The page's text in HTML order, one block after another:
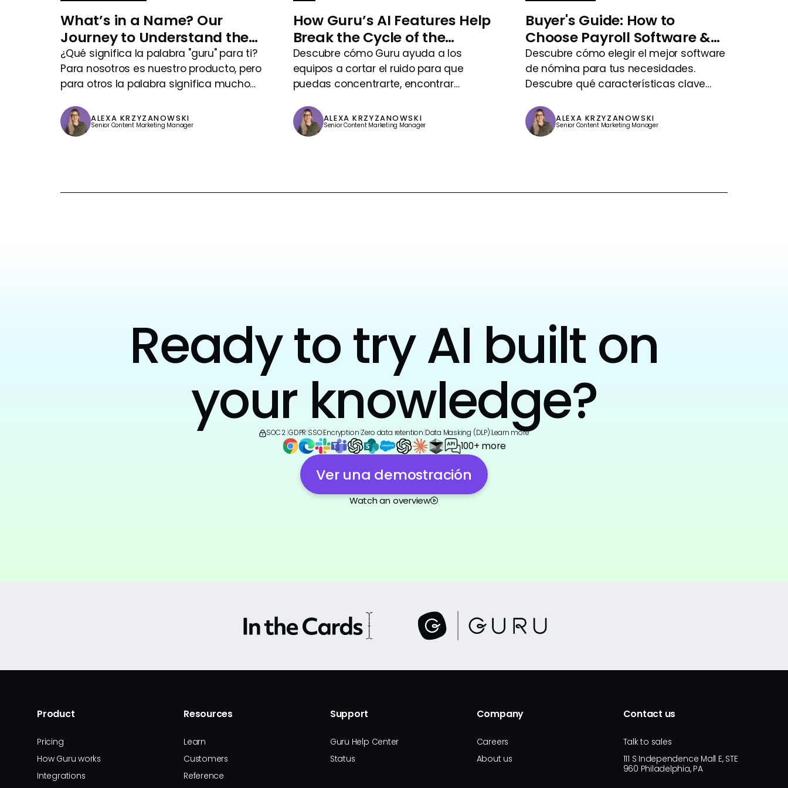
What’s in a Name? Our
Journey to Understand the
Meaning of “Guru”
¿Qué significa la palabra "guru" para ti?
Para nosotros es nuestro producto, pero
para otros la palabra significa mucho
ALEXA KRZYZANOWSKI
Senior Content Marketing Manager
How Guru’s AI Features Help
Break the Cycle of the
Infinite Workday
Descubre cómo Guru ayuda a los
equipos a cortar el ruido para que
puedas concentrarte, encontrar
desconectarte a tiempo.
ALEXA KRZYZANOWSKI
Senior Content Marketing Manager
Buyer's Guide: How to
Choose Payroll Software &
Provider
Descubre cómo elegir el mejor software
de nómina para tus necesidades.
Descubre qué características clave
ALEXA KRZYZANOWSKI
Senior Content Marketing Manager
Ready to try AI built on
your knowledge?
SOC 2 GDPR SSO|Encryption Zero data retention Data Masking (DLP) Learn more
100+ more
Ver una demostración
Watch an overview
Product
Pricing
How Guru works
Integrations
Resources
Learn
Customers
Reference
Support
Guru Help Center
Status
Company
Careers
About us
Contact us
Talk to sales
111 S Independence Mall E, STE
960 Philadelphia, PA